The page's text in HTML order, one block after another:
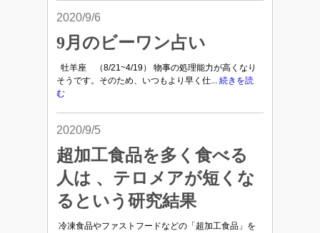
2020/9/6
9月のビーワン占い
牡羊座 （8/21~4/19） 物事の処理能力が高くなり
そうです。そのため、いつもより早く仕... 続きを読
む
2020/9/5
超加工食品を多く食べる
人は 、テロメアが短くな
るという研究結果
冷凍食品やファストフードなどの「超加工食品」を